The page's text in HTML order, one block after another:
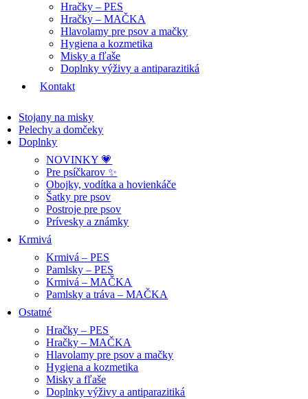
Hračky – PES
Hračky – MAČKA
Hlavolamy pre psov a mačky
Hygiena a kozmetika
Misky a fľaše
Doplnky výživy a antiparazitiká
Kontakt
Stojany na misky
Pelechy a domčeky
Doplnky
NOVINKY 💗
Pre psíčkarov ✨
Obojky, vodítka a hovienkáče
Šatky pre psov
Postroje pre psov
Prívesky a známky
Krmivá
Krmivá – PES
Pamlsky – PES
Krmivá – MAČKA
Pamlsky a tráva – MAČKA
Ostatné
Hračky – PES
Hračky – MAČKA
Hlavolamy pre psov a mačky
Hygiena a kozmetika
Misky a fľaše
Doplnky výživy a antiparazitiká